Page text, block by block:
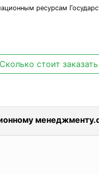
ресурсам
Сколько стоит